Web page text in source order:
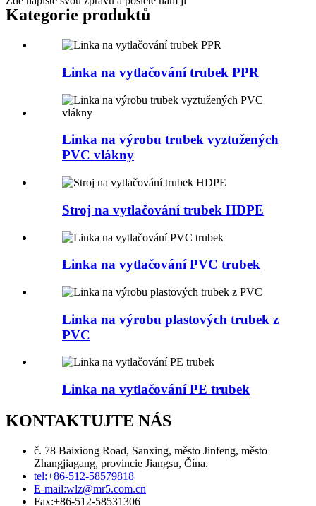
Kategorie produktů
Linka na vytlačování trubek PPR
Linka na výrobu trubek vyztužených
PVC vlákny
Stroj na vytlačování trubek HDPE
Linka na vytlačování PVC trubek
Linka na výrobu plastových trubek z
PVC
Linka na vytlačování PE trubek
KONTAKTUJTE NÁS
č. 78 Baixiong Road, Sanxing, město Jinfeng, město
Zhangjiagang, provincie Jiangsu, Čína.
tel:+86-512-58579818
E-mail:wlz@mr5.com.cn
Fax:+86-512-58531306